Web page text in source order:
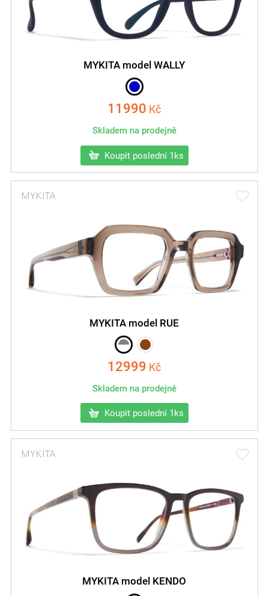
MYKITA model WALLY
11990 Kč
Skladem na prodejně
Koupit poslední 1ks
MYKITA model RUE
12999 Kč
Skladem na prodejně
Koupit poslední 1ks
MYKITA model KENDO